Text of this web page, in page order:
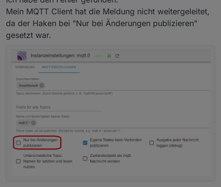
Der Fehler tritt ab der dritten Seite aus, Hat man nur
zwei Seiten funktioniert alles prima (inkl. subPages).
Ist das Problem nur bei mir?
Mein MQTT Client hat die Meldung nicht weitergeleitet,
da der Haken bei "Nur bei Änderungen publizieren"
gesetzt war.